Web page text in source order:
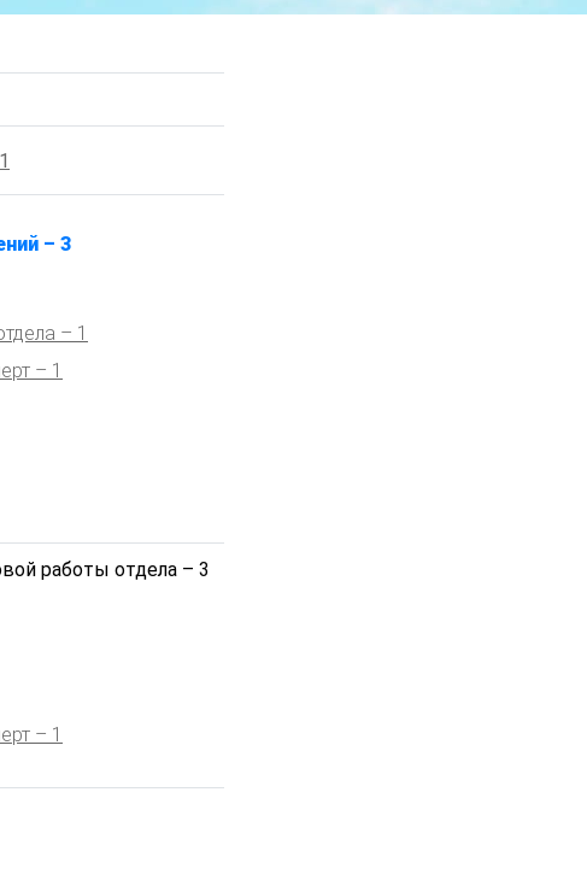
– 3
– 1
– 1
работы отдела – 3
– 1